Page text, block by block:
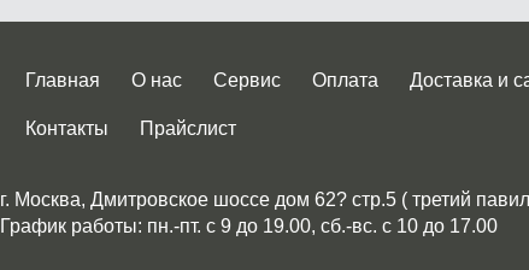
Главная О нас Сервис Оплата Доставка и
Контакты Прайслист
г. Москва, Дмитровское шоссе дом 62? стр.5 ( третий
График работы: пн.-пт. с 9 до 19.00, сб.-вс. с 10 до 17.00